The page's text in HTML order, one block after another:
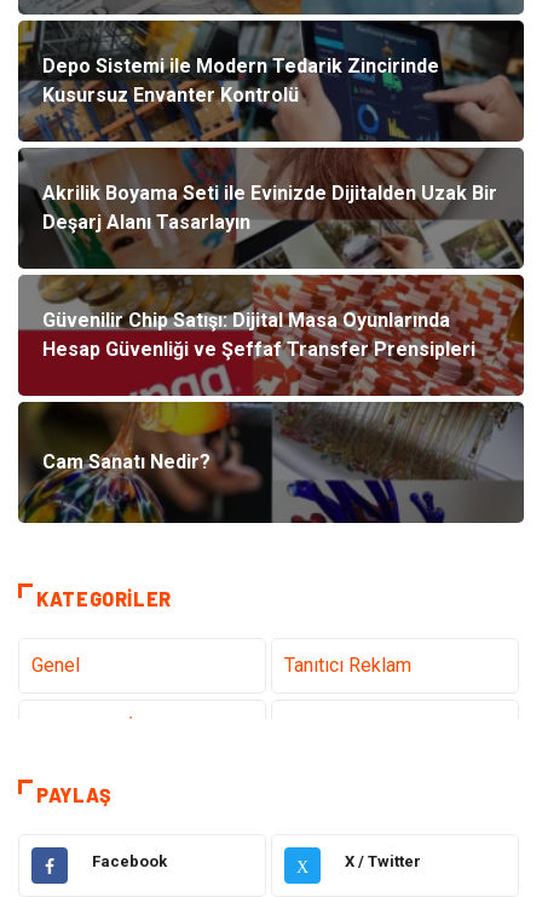
Depo Sistemi ile Modern Tedarik Zincirinde
Kusursuz Envanter Kontrolü
Akrilik Boyama Seti ile Evinizde Dijitalden Uzak Bir
Deşarj Alanı Tasarlayın
Güvenilir Chip Satışı: Dijital Masa Oyunlarında
Hesap Güvenliği ve Şeffaf Transfer Prensipleri
Cam Sanatı Nedir?
KATEGORILER
Genel Tanıtıcı Reklam
Teknoloji & İnternet
Eğitim & Kariyer
Gündem Hukuk
PAYLAŞ
Facebook X X / Twitter